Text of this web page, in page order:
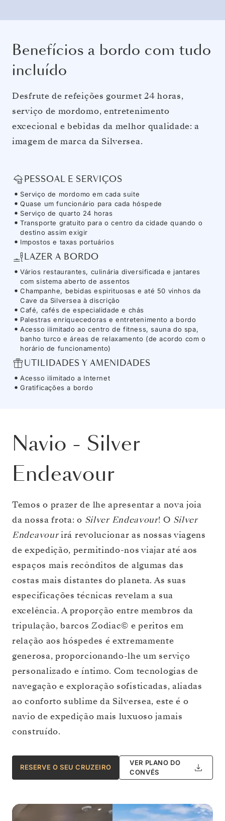
Benefícios a bordo com tudo
incluído
Desfrute de refeições gourmet 24 horas,
serviço de mordomo, entretenimento
excecional e bebidas da melhor qualidade: a
imagem de marca da Silversea.
PESSOAL E SERVIÇOS
Serviço de mordomo em cada suite
Quase um funcionário para cada hóspede
Serviço de quarto 24 horas
Transporte gratuito para o centro da cidade quando o
destino assim exigir
Impostos e taxas portuários
LAZER A BORDO
Vários restaurantes, culinária diversificada e jantares
com sistema aberto de assentos
Champanhe, bebidas espirituosas e até 50 vinhos da
Cave da Silversea à discrição
Café, cafés de especialidade e chás
Palestras enriquecedoras e entretenimento a bordo
Acesso ilimitado ao centro de fitness, sauna do spa,
banho turco e áreas de relaxamento (de acordo com o
horário de funcionamento)
UTILIDADES Y AMENIDADES
Acesso ilimitado a Internet
Gratificações a bordo
Navio - Silver
Endeavour
Temos o prazer de lhe apresentar a nova joia
da nossa frota: o Silver Endeavour! O Silver
Endeavourirá revolucionar as nossas viagens
de expedição, permitindo-nos viajar até aos
espaços mais recônditos de algumas das
costas mais distantes do planeta. As suas
especificações técnicas revelam a sua
excelência. A proporção entre membros da
tripulação, barcos Zodiac© e peritos em
relação aos hóspedes é extremamente
generosa, proporcionando-lhe um serviço
personalizado e íntimo. Com tecnologias de
navegação e exploração sofisticadas, aliadas
ao conforto sublime da Silversea, este é o
navio de expedição mais luxuoso jamais
construído.
RESERVE O SEU CRUZEIRO
VER PLANO DO
CONVÉS